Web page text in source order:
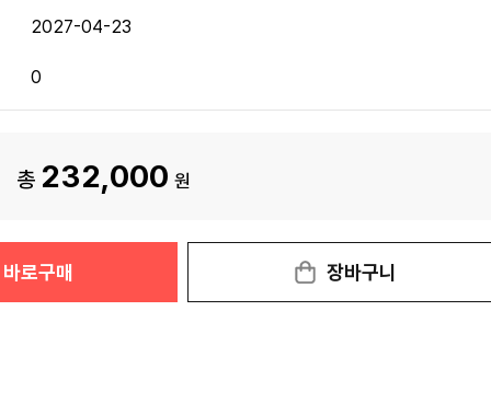
2027-04-23
0
총 232,000 원
바로구매 장바구니